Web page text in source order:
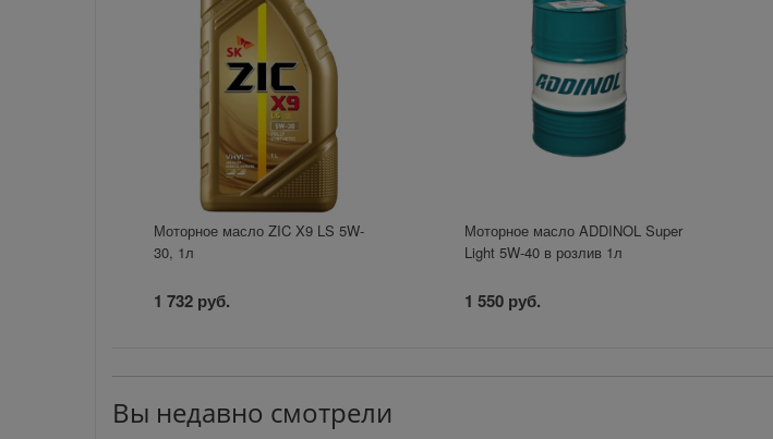
Моторное масло ZIC X9 LS 5W-
30, 1л
1 732 руб.
Моторное масло ADDINOL Super
Light 5W-40 в розлив 1л
1 550 руб.
Вы недавно смотрели